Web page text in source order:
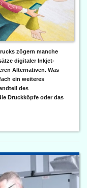
zögern manche
digitaler Inkjet-
Alternativen. Was
ein weiteres
des
Druckköpfe oder das